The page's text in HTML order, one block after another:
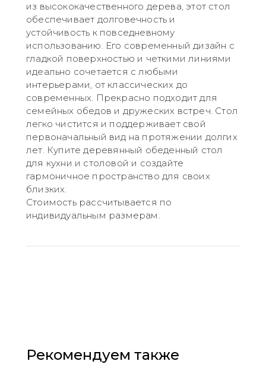
из высококачественного дерева, этот стол
обеспечивает долговечность и
устойчивость к повседневному
использованию. Его современный дизайн с
гладкой поверхностью и четкими линиями
идеально сочетается с любыми
интерьерами, от классических до
современных. Прекрасно подходит для
семейных обедов и дружеских встреч. Стол
легко чистится и поддерживает свой
первоначальный вид на протяжении долгих
лет. Купите деревянный обеденный стол
для кухни и столовой и создайте
гармоничное пространство для своих
близких.
Стоимость рассчитывается по
индивидуальным размерам.
Рекомендуем также